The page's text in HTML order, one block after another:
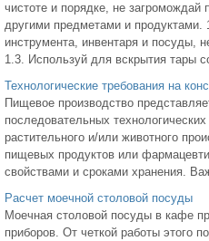
чистоте и порядке, не загромождай
другими предметами и продуктами.
инструмента, инвентаря и посуды,
1.3. Используй для вскрытия тары
Технологические требования на
Пищевое производство
последовательных
растительного и/или животного
пищевых продуктов или
свойствами и сроками хранения.
Расчет моечной столовой посуды
Моечная столовой посуды в кафе
приборов. От четкой работы этого